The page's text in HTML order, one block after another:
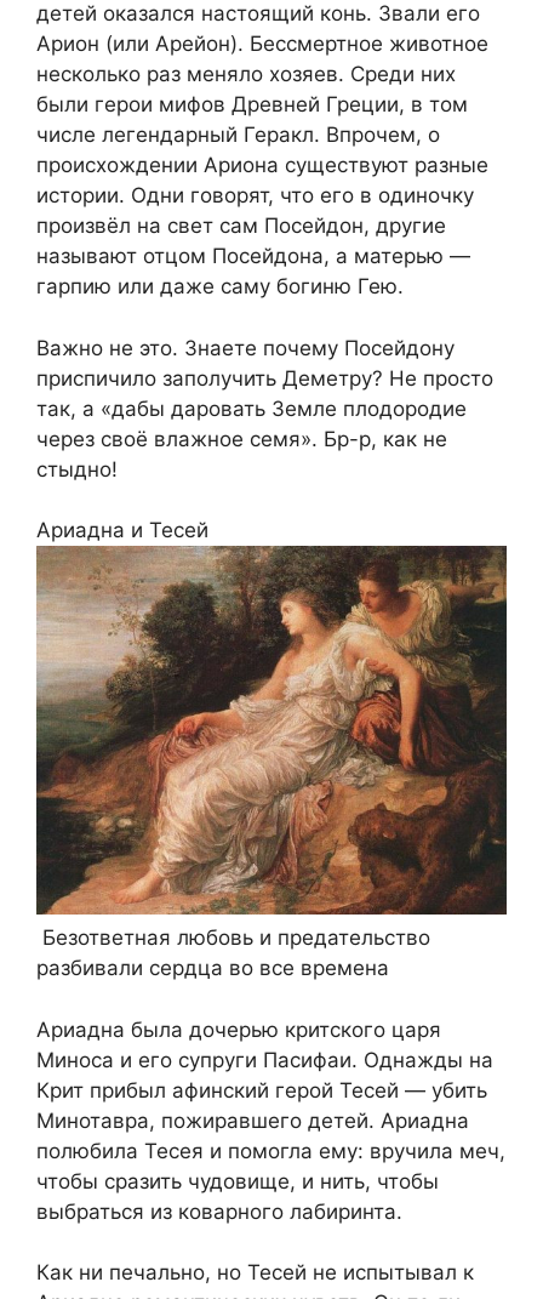
детей оказался настоящий конь. Звали его
Арион (или Арейон). Бессмертное животное
несколько раз меняло хозяев. Среди них
были герои мифов Древней Греции, в том
числе легендарный Геракл. Впрочем, о
происхождении Ариона существуют разные
истории. Одни говорят, что его в одиночку
произвёл на свет сам Посейдон, другие
называют отцом Посейдона, а матерью —
гарпию или даже саму богиню Гею.
Важно не это. Знаете почему Посейдону
приспичило заполучить Деметру? Не просто
так, а «дабы даровать Земле плодородие
через своё влажное семя». Бр-р, как не
стыдно!
Ариадна и Тесей
Безответная любовь и предательство
разбивали сердца во все времена
Ариадна была дочерью критского царя
Миноса и его супруги Пасифаи. Однажды на
Крит прибыл афинский герой Тесей — убить
Минотавра, пожиравшего детей. Ариадна
полюбила Тесея и помогла ему: вручила меч,
чтобы сразить чудовище, и нить, чтобы
выбраться из коварного лабиринта.
Как ни печально, но Тесей не испытывал к